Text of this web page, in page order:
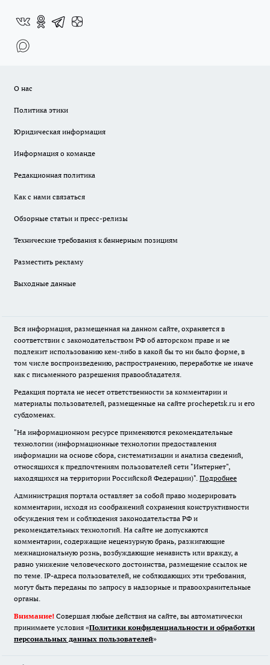
О нас
Политика этики
Юридическая информация
Информация о команде
Редакционная политика
Как с нами связаться
Обзорные статьи и пресс-релизы
Технические требования к баннерным позициям
Разместить рекламу
Выходные данные
Вся информация, размещенная на данном сайте, охраняется в
соответствии с законодательством РФ об авторском праве и не
подлежит использованию кем-либо в какой бы то ни было форме, в
том числе воспроизведению, распространению, переработке не иначе
как с письменного разрешения правообладателя.
Редакция портала не несет ответственности за комментарии и
материалы пользователей, размещенные на сайте prochepetsk.ru и его
субдоменах.
"На информационном ресурсе применяются рекомендательные
технологии (информационные технологии предоставления
информации на основе сбора, систематизации и анализа сведений,
относящихся к предпочтениям пользователей сети "Интернет",
находящихся на территории Российской Федерации)". Подробнее
Администрация портала оставляет за собой право модерировать
комментарии, исходя из соображений сохранения конструктивности
обсуждения тем и соблюдения законодательства РФ и
рекомендательных технологий. На сайте не допускаются
комментарии, содержащие нецензурную брань, разжигающие
межнациональную рознь, возбуждающие ненависть или вражду, а
равно унижение человеческого достоинства, размещение ссылок не
по теме. IP-адреса пользователей, не соблюдающих эти требования,
могут быть переданы по запросу в надзорные и правоохранительные
органы.
Внимание! Совершая любые действия на сайте, вы автоматически
принимаете условия «Политики конфиденциальности и обработки
персональных данных пользователей»